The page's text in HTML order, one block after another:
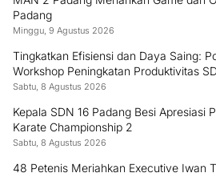
Padang
Minggu, 9 Agustus 2026
Tingkatkan Efisiensi dan Daya Saing:
Workshop Peningkatan Produktivitas
Sabtu, 8 Agustus 2026
Kepala SDN 16 Padang Besi Apresiasi
Karate Championship 2
Sabtu, 8 Agustus 2026
48 Petenis Meriahkan Executive Iwan